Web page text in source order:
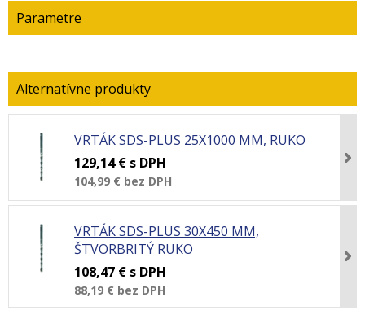
Parametre
VRTÁK SDS-PLUS 25X1000 MM, RUKO
129,14 € s DPH
104,99 € bez DPH
VRTÁK SDS-PLUS 30X450 MM,
ŠTVORBRITÝ RUKO
108,47 € s DPH
88,19 € bez DPH